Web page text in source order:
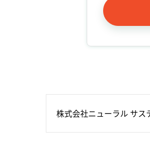
株式会社ニューラル サス